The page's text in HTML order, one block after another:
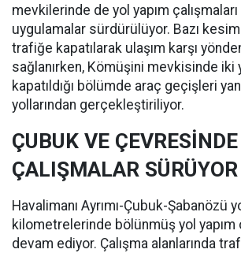
mevkilerinde de yol yapım
uygulamalar sürdürülüyor. Bazı
trafiğe kapatılarak ulaşım karşı
sağlanırken, Kömüşini mevkisinde iki
kapatıldığı bölümde araç geçişleri
yollarından gerçekleştiriliyor.
ÇUBUK VE ÇEVRESİNDE
ÇALIŞMALAR SÜRÜYOR
Havalimanı Ayrımı-Çubuk-Şabanözü
kilometrelerinde bölünmüş yol yapım
devam ediyor. Çalışma alanlarında